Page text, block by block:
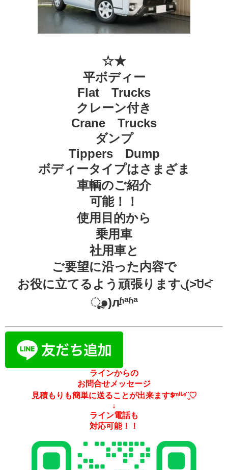
☆★
平ボディー
Flat Trucks
クレーン付き
Crane Trucks
ダンプ
Tippers Dump
ボディータイプはさまざま
車輌のご紹介
可能！！
使用目的から
乗用車
社用車と
ご要望に沿った内容で
お役に立てるよう頑張ります◟(˃᷄ꇴ˂᷅
ૂ๑)л̵ʱªʱª
ラインからの
お問合せメッセージ
見積もりも簡単に送ることが出来ますᙚᵐⁱᒻᵉ¨̮♡
↓
ライン電話も
対応可能！！